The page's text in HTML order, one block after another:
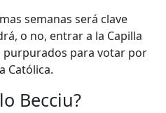
semanas será clave
o no, entrar a la Capilla
purpurados para votar por
Católica.
Becciu?